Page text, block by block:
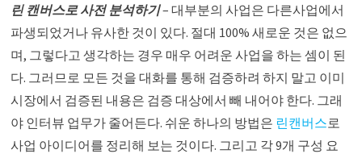
린 캔버스로 사전 분석하기– 대부분의 사업은 다른사업에서
파생되었거나 유사한 것이 있다. 절대 100% 새로운 것은 없으
며, 그렇다고 생각하는 경우 매우 어려운 사업을 하는 셈이 된
다. 그러므로 모든 것을 대화를 통해 검증하려 하지 말고 이미
시장에서 검증된 내용은 검증 대상에서 빼 내어야 한다. 그래
야 인터뷰 업무가 줄어든다. 쉬운 하나의 방법은 린캔버스 로
사업 아이디어를 정리해 보는 것이다. 그리고 각 9개 구성 요